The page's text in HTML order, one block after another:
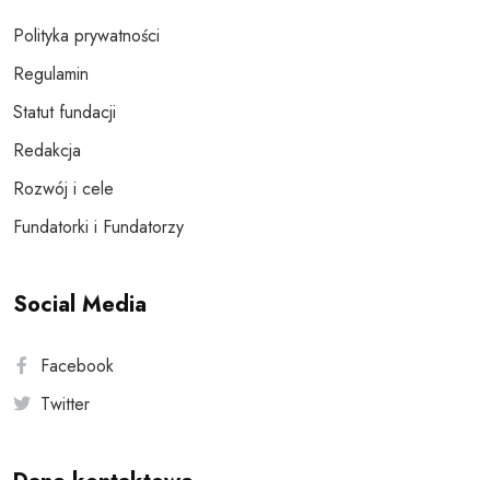
Polityka prywatności
Regulamin
Statut fundacji
Redakcja
Rozwój i cele
Fundatorki i Fundatorzy
Social Media
Facebook
Twitter